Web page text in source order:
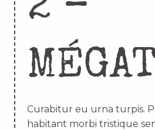
2 –
Curabitur eu urna turpis.
habitant morbi tristique